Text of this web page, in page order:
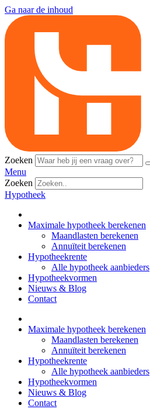
Ga naar de inhoud
Zoeken
Menu
Zoeken
Hypotheek
Maximale hypotheek berekenen
Maandlasten berekenen
Annuïteit berekenen
Hypotheekrente
Alle hypotheek aanbieders
Hypotheekvormen
Nieuws & Blog
Contact
Maximale hypotheek berekenen
Maandlasten berekenen
Annuïteit berekenen
Hypotheekrente
Alle hypotheek aanbieders
Hypotheekvormen
Nieuws & Blog
Contact